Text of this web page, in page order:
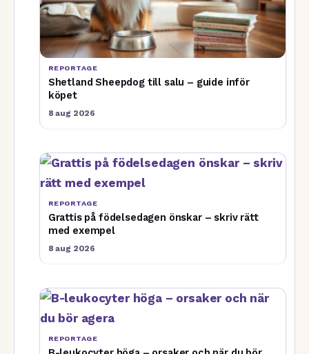
REPORTAGE
Shetland Sheepdog till salu – guide inför
köpet
8 aug 2026
REPORTAGE
Grattis på födelsedagen önskar – skriv rätt
med exempel
8 aug 2026
REPORTAGE